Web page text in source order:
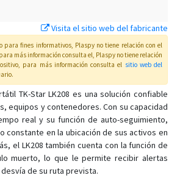
Visita el sitio web del fabricante
para fines informativos, Plaspy no tiene relación con el
más información consulta el, Plaspy no tiene relación
para más información consulta el sitio web del
.
TK-Star LK208 es una solución confiable
equipos y contenedores. Con su capacidad
real y su función de auto-seguimiento,
constante en la ubicación de sus activos en
el LK208 también cuenta con la función de
muerto, lo que le permite recibir alertas
de su ruta prevista.